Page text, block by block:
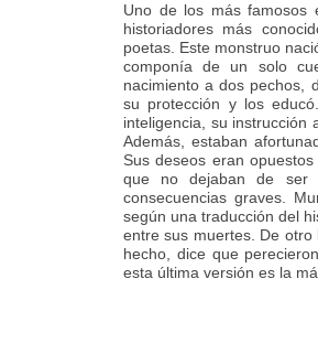
Uno de los más famosos
historiadores más
poetas. Este monstruo
componía de un solo
nacimiento a dos pechos,
su protección y los
inteligencia, su instrucción
Además, estaban
Sus deseos eran
que no dejaban de ser
consecuencias graves.
según una traducción del
entre sus muertes. De
hecho, dice que
esta última versión es la